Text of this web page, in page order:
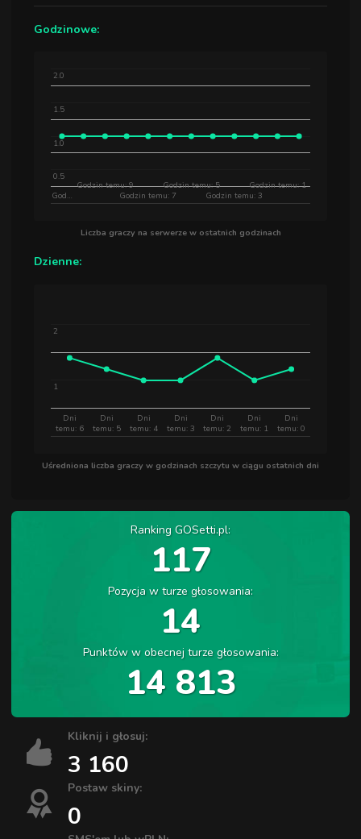
Godzinowe:
God…
Godzin temu: 9
Godzin temu: 7
Godzin temu: 5
Godzin temu: 3
Godzin temu: 1
0.5
1.0
1.5
2.0
Liczba graczy na serwerze w ostatnich godzinach
Dzienne:
temu: 6
Dni
temu: 5
Dni
temu: 4
Dni
temu: 3
Dni
temu: 2
Dni
temu: 1
Dni
temu: 0
Dni
1
2
Uśredniona liczba graczy w godzinach szczytu w ciągu ostatnich dni
Ranking GOSetti.pl:
117
Pozycja w turze głosowania:
14
Punktów w obecnej turze głosowania:
14 813
Kliknij i głosuj:
3 160
Postaw skiny:
0